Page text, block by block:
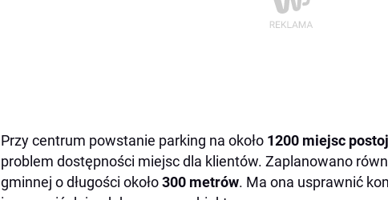
Przy centrum powstanie parking na około 1200 miejsc
problem dostępności miejsc dla klientów. Zaplanowano
gminnej o długości około300 metrów. Ma ona usprawnić